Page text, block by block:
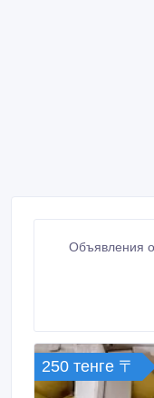
Объявления
250 тенге 〒